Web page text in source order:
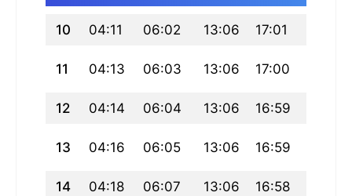
10 04:11 06:02 13:06 17:01
11 04:13 06:03 13:06 17:00
12 04:14 06:04 13:06 16:59
13 04:16 06:05 13:06 16:59
14 04:18 06:07 13:06 16:58